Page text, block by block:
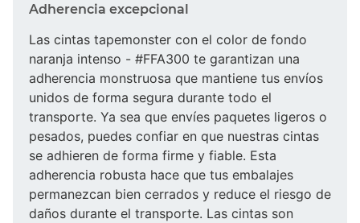
Adherencia excepcional
Las cintas tapemonster con el color de fondo
naranja intenso - #FFA300 te garantizan una
adherencia monstruosa que mantiene tus envíos
unidos de forma segura durante todo el
transporte. Ya sea que envíes paquetes ligeros o
pesados, puedes confiar en que nuestras cintas
se adhieren de forma firme y fiable. Esta
adherencia robusta hace que tus embalajes
permanezcan bien cerrados y reduce el riesgo de
daños durante el transporte. Las cintas son